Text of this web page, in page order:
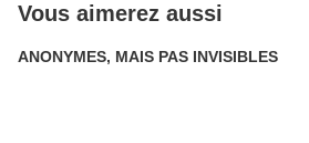
Vous aimerez aussi
ANONYMES, MAIS PAS INVISIBLES